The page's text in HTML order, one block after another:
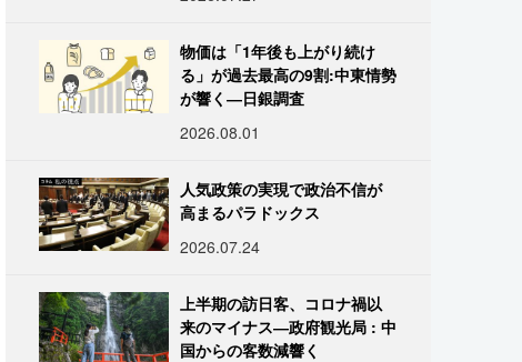
物価は「1年後も上がり続け
る」が過去最高の9割:中東情勢
が響く―日銀調査
2026.08.01
人気政策の実現で政治不信が
高まるパラドックス
2026.07.24
上半期の訪日客、コロナ禍以
来のマイナス―政府観光局 : 中
国からの客数減響く